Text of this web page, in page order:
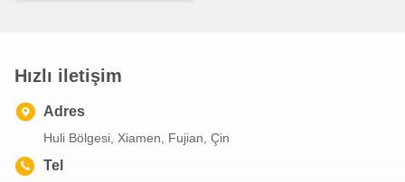
Hızlı iletişim
Adres
Huli Bölgesi, Xiamen, Fujian, Çin
Tel